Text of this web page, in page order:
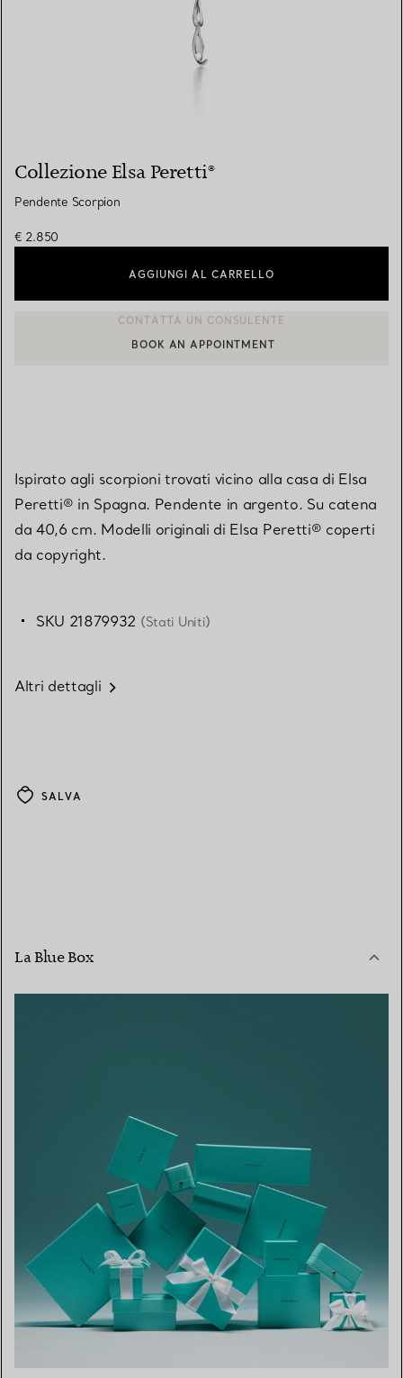
Collezione Elsa Peretti®
Pendente Scorpion
€ 2.850
AGGIUNGI AL CARRELLO
CONTATTA UN CONSULENTE CLIENTI O PRENOTA UN
BOOK AN APPOINTMENT
Ispirato agli scorpioni trovati vicino alla casa di Elsa
Peretti® in Spagna. Pendente in argento. Su catena
da 40,6 cm. Modelli originali di Elsa Peretti® coperti
da copyright.
SKU 21879932 (Stati Uniti)
Altri dettagli
SALVA
La Blue Box